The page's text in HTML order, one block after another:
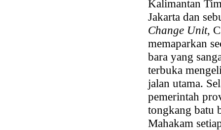
Kalimantan
Jakarta dan
Change Unit,
memaparkan
bara yang
terbuka
jalan utama.
pemerintah
tongkang batu
Mahakam